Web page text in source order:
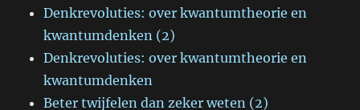
Denkrevoluties: over kwantumtheorie en
kwantumdenken (2)
Denkrevoluties: over kwantumtheorie en
kwantumdenken
Beter twijfelen dan zeker weten (2)